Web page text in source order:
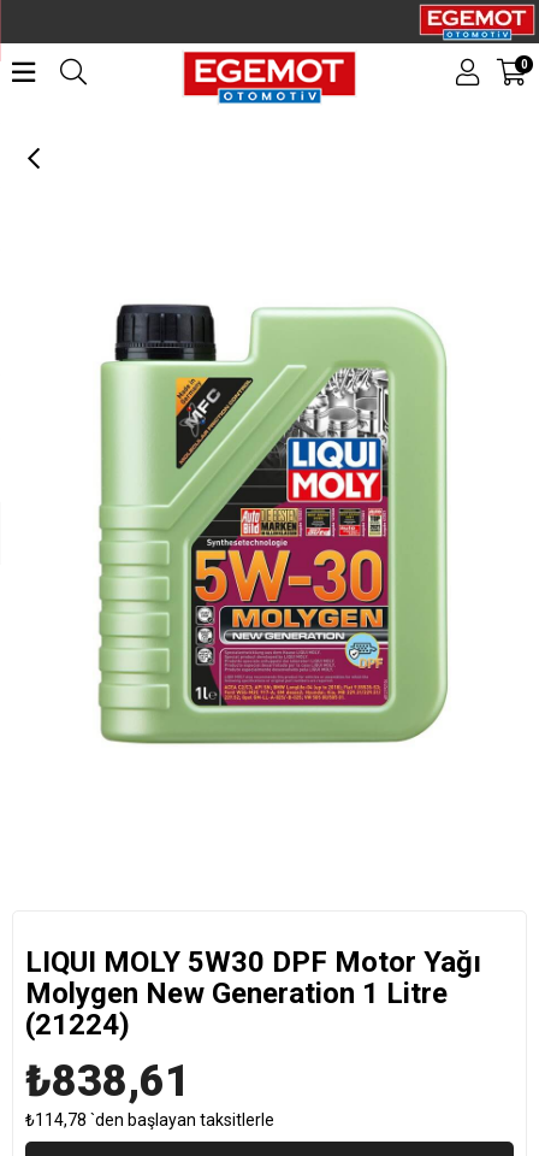
0
LIQUI MOLY 5W30 DPF Motor Yağı Molygen New Generation 1 Litre (21224)
LIQUI MOLY 5W30 DPF Motor Yağı
Molygen New Generation 1 Litre
(21224)
₺838,61
₺114,78 `den başlayan taksitlerle